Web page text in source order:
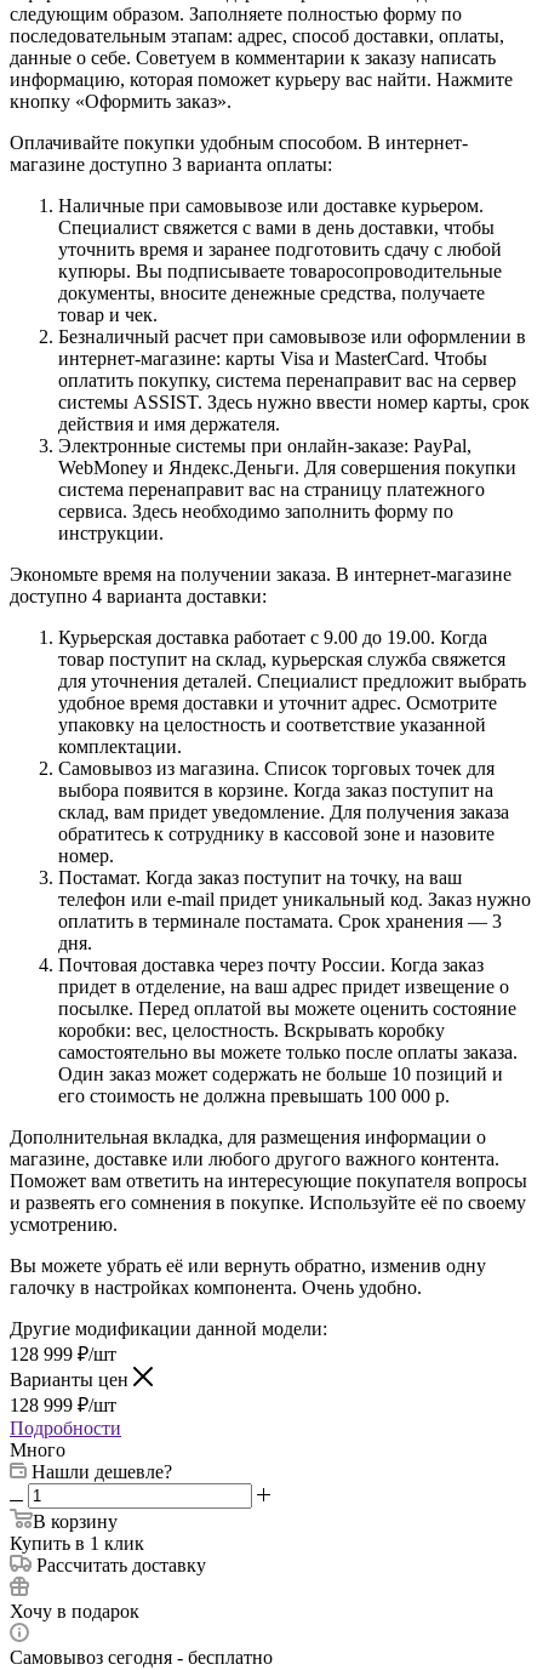
следующим образом. Заполняете полностью форму по
последовательным этапам: адрес, способ доставки, оплаты,
данные о себе. Советуем в комментарии к заказу написать
информацию, которая поможет курьеру вас найти. Нажмите
кнопку «Оформить заказ».
Оплачивайте покупки удобным способом. В интернет-
магазине доступно 3 варианта оплаты:
Наличные при самовывозе или доставке курьером.
Специалист свяжется с вами в день доставки, чтобы
уточнить время и заранее подготовить сдачу с любой
купюры. Вы подписываете товаросопроводительные
документы, вносите денежные средства, получаете
товар и чек.
Безналичный расчет при самовывозе или оформлении в
интернет-магазине: карты Visa и MasterCard. Чтобы
оплатить покупку, система перенаправит вас на сервер
системы ASSIST. Здесь нужно ввести номер карты, срок
действия и имя держателя.
Электронные системы при онлайн-заказе: PayPal,
WebMoney и Яндекс.Деньги. Для совершения покупки
система перенаправит вас на страницу платежного
сервиса. Здесь необходимо заполнить форму по
инструкции.
Экономьте время на получении заказа. В интернет-магазине
доступно 4 варианта доставки:
Курьерская доставка работает с 9.00 до 19.00. Когда
товар поступит на склад, курьерская служба свяжется
для уточнения деталей. Специалист предложит выбрать
удобное время доставки и уточнит адрес. Осмотрите
упаковку на целостность и соответствие указанной
комплектации.
Самовывоз из магазина. Список торговых точек для
выбора появится в корзине. Когда заказ поступит на
склад, вам придет уведомление. Для получения заказа
обратитесь к сотруднику в кассовой зоне и назовите
номер.
Постамат. Когда заказ поступит на точку, на ваш
телефон или e-mail придет уникальный код. Заказ нужно
оплатить в терминале постамата. Срок хранения — 3
дня.
Почтовая доставка через почту России. Когда заказ
придет в отделение, на ваш адрес придет извещение о
посылке. Перед оплатой вы можете оценить состояние
коробки: вес, целостность. Вскрывать коробку
самостоятельно вы можете только после оплаты заказа.
Один заказ может содержать не больше 10 позиций и
его стоимость не должна превышать 100 000 р.
Дополнительная вкладка, для размещения информации о
магазине, доставке или любого другого важного контента.
Поможет вам ответить на интересующие покупателя вопросы
и развеять его сомнения в покупке. Используйте её по своему
усмотрению.
Вы можете убрать её или вернуть обратно, изменив одну
галочку в настройках компонента. Очень удобно.
Другие модификации данной модели:
128 999 ₽/шт
Варианты цен
128 999 ₽/шт
Подробности
Много
Нашли дешевле?
В корзину
Купить в 1 клик
Рассчитать доставку
Хочу в подарок
Самовывоз сегодня - бесплатно